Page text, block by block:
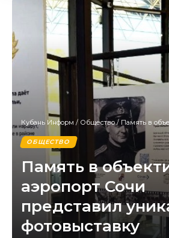
Кубань Информ / Общество/ Память в объективе:
ОБЩЕСТВО
Память в
аэропорт Сочи
представил
фотовыставку